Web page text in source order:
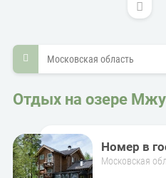
Московская область
Отдых на озере
Номер в
Московская